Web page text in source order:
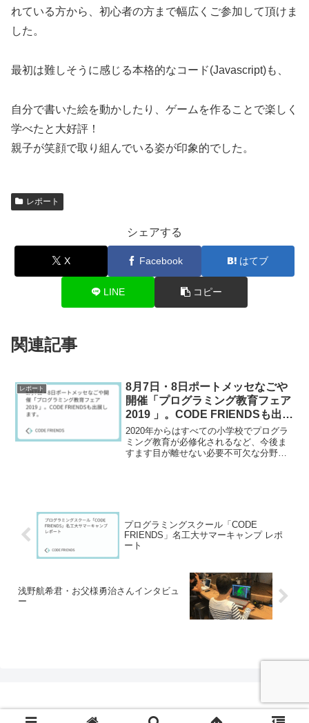
れている方から、初心者の方まで幅広くご参加して頂けま
した。
最初は難しそうに感じる本格的なコード(Javascript)も、
自分で書いた絵を動かしたり、ゲームを作ることで楽しく
学べたと大好評！
親子が笑顔で取り組んでいる姿が印象的でした。
レポート
シェアする
X Facebook はてブ
LINE コピー
関連記事
レポート
8月7日・8日ポートメッセなごや
開催「プログラミング教育フェア
2019 」。CODE FRIENDSも出展
します。
2020年からはすべての小学校でプログラ
ミング教育が必修化されるなど、今後ま
すます目が離せない必要不可欠な分野が
プログラミングスクール「CODE
FRIENDS」名工大サマーキャンプ レポ
ート
浅野航希君・お父様勇治さんインタビュ
ー